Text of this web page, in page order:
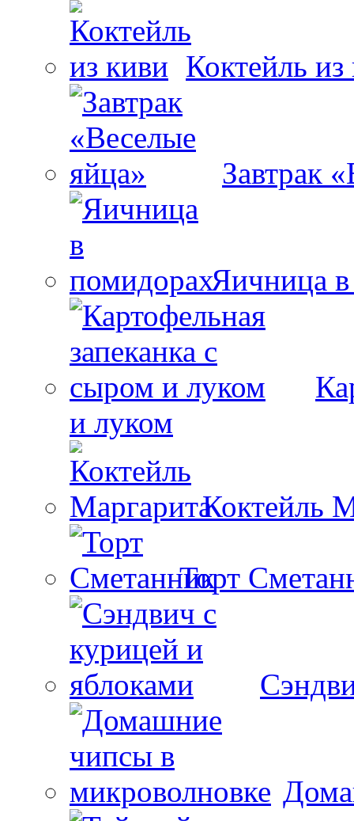
Коктейль из
Завтрак
Яичница
и луком
Коктейль
Торт